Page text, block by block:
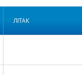
ЛІТАК